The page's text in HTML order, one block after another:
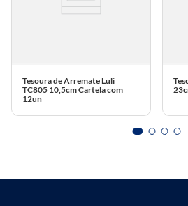
Tesoura de Arremate Luli
TC805 10,5cm Cartela com
12un